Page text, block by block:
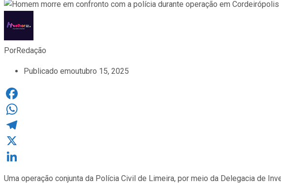
PorRedação
Publicado emoutubro 15, 2025
Facebook
WhatsApp
Telegram
X
Uma operação conjunta da Polícia Civil de Limeira, por meio da Delegacia de